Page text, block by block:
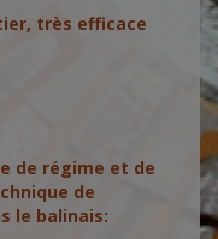
très efficace
de régime et de
de
le balinais: